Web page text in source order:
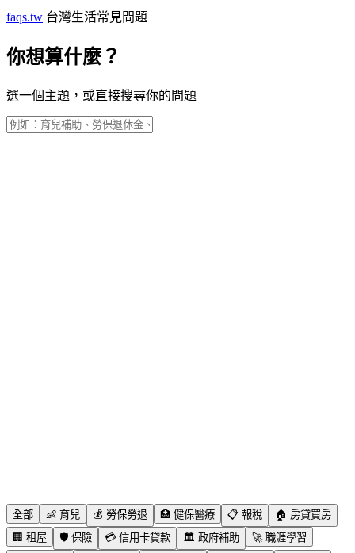
faqs.tw 台灣生活常見問題
你想算什麼？
選一個主題，或直接搜尋你的問題
全部 👶 育兒 💰 勞保勞退 🏥 健保醫療 📋 報稅 🏠 房貸買房
🏢 租屋 🛡️ 保險 💳 信用卡貸款 🏛️ 政府補助 🚀 職涯學習